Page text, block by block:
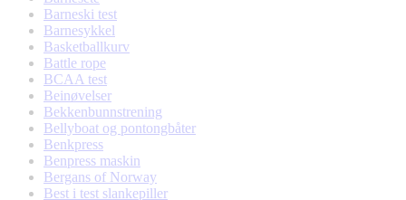
Barneski test
Barnesykkel
Basketballkurv
Battle rope
BCAA test
Beinøvelser
Bekkenbunnstrening
Bellyboat og pontongbåter
Benkpress
Benpress maskin
Bergans of Norway
Best i test slankepiller